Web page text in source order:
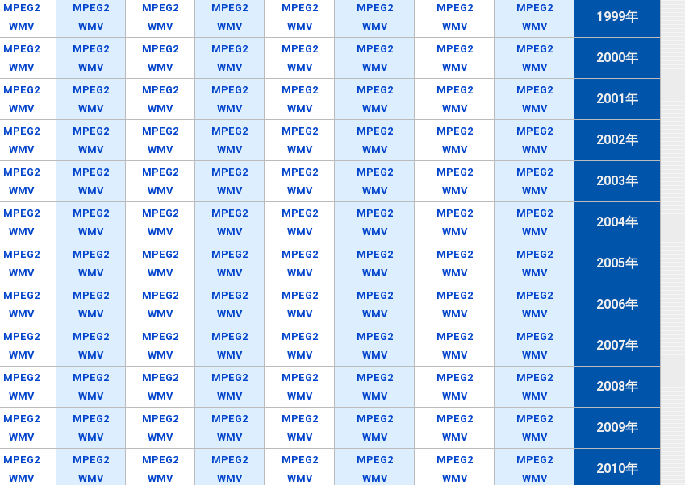
MPEG2
WMV
MPEG2
WMV
MPEG2
WMV
MPEG2
WMV
MPEG2
WMV
MPEG2
WMV
MPEG2
WMV
MPEG2
WMV
1999年
MPEG2
WMV
MPEG2
WMV
MPEG2
WMV
MPEG2
WMV
MPEG2
WMV
MPEG2
WMV
MPEG2
WMV
MPEG2
WMV
2000年
MPEG2
WMV
MPEG2
WMV
MPEG2
WMV
MPEG2
WMV
MPEG2
WMV
MPEG2
WMV
MPEG2
WMV
MPEG2
WMV
2001年
MPEG2
WMV
MPEG2
WMV
MPEG2
WMV
MPEG2
WMV
MPEG2
WMV
MPEG2
WMV
MPEG2
WMV
MPEG2
WMV
2002年
MPEG2
WMV
MPEG2
WMV
MPEG2
WMV
MPEG2
WMV
MPEG2
WMV
MPEG2
WMV
MPEG2
WMV
MPEG2
WMV
2003年
MPEG2
WMV
MPEG2
WMV
MPEG2
WMV
MPEG2
WMV
MPEG2
WMV
MPEG2
WMV
MPEG2
WMV
MPEG2
WMV
2004年
MPEG2
WMV
MPEG2
WMV
MPEG2
WMV
MPEG2
WMV
MPEG2
WMV
MPEG2
WMV
MPEG2
WMV
MPEG2
WMV
2005年
MPEG2
WMV
MPEG2
WMV
MPEG2
WMV
MPEG2
WMV
MPEG2
WMV
MPEG2
WMV
MPEG2
WMV
MPEG2
WMV
2006年
MPEG2
WMV
MPEG2
WMV
MPEG2
WMV
MPEG2
WMV
MPEG2
WMV
MPEG2
WMV
MPEG2
WMV
MPEG2
WMV
2007年
MPEG2
WMV
MPEG2
WMV
MPEG2
WMV
MPEG2
WMV
MPEG2
WMV
MPEG2
WMV
MPEG2
WMV
MPEG2
WMV
2008年
MPEG2
WMV
MPEG2
WMV
MPEG2
WMV
MPEG2
WMV
MPEG2
WMV
MPEG2
WMV
MPEG2
WMV
MPEG2
WMV
2009年
MPEG2
WMV
MPEG2
WMV
MPEG2
WMV
MPEG2
WMV
MPEG2
WMV
MPEG2
WMV
MPEG2
WMV
MPEG2
WMV
2010年